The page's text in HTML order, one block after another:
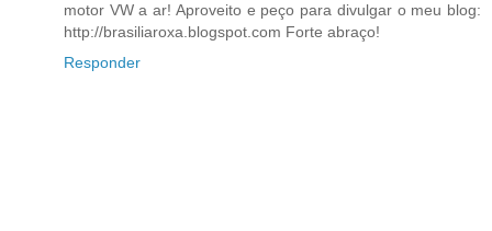
motor VW a ar! Aproveito e peço para divulgar o meu blog:
http://brasiliaroxa.blogspot.com Forte abraço!
Responder